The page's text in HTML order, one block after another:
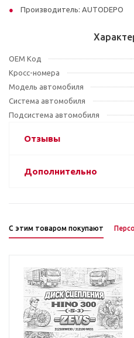
Производитель: AUTODEPO
OEM Код
Кросс-номера
Модель автомобиля
Система автомобиля
Подсистема автомобиля
Отзывы
Дополнительно
С этим товаром покупают